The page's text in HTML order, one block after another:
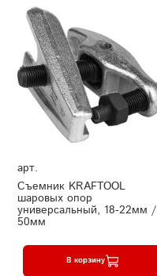
арт.
Съемник KRAFTOOL
шаровых опор
универсальный, 18-22мм /
50мм
В корзину